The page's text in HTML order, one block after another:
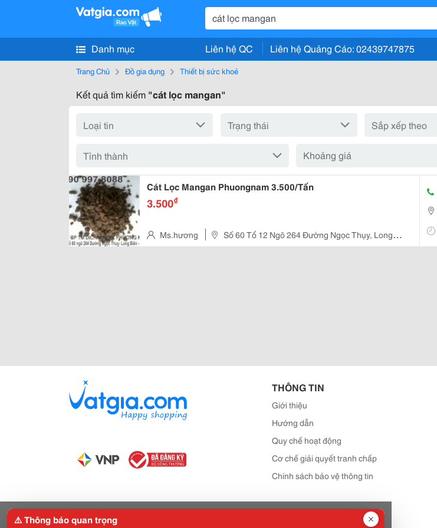
Danh mục Liên hệ QC Liên hệ Quảng Cáo: 02439747875
Trang Chủ Đồ gia dụng Thiết bị sức khoẻ
Kết quả tìm kiếm "cát lọc mangan"
Khoảng giá
Cát Lọc Mangan Phuongnam 3.500/Tấn
3.500₫
Ms.hương
Số 60 Tổ 12 Ngõ 264 Đường Ngọc Thụy, Long
Biên Tp Hà Nội
THÔNG TIN
Giới thiệu
Hướng dẫn
Quy chế hoạt động
Cơ chế giải quyết tranh chấp
Chính sách bảo vệ thông tin
⚠️ Thông báo quan trọng